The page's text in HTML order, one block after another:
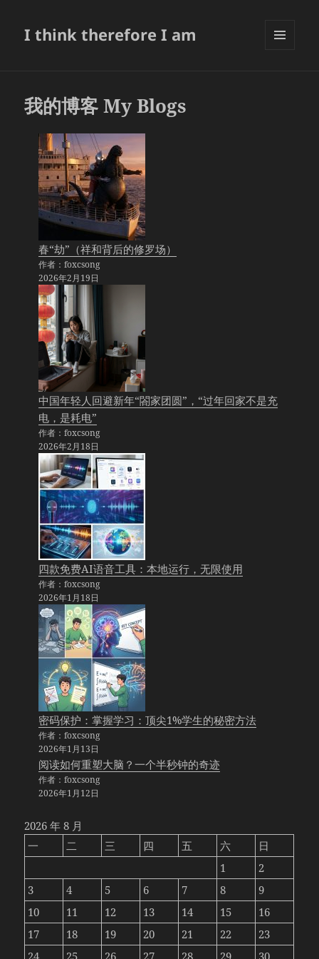
I think therefore I am
我的博客 My Blogs
春“劫”（祥和背后的修罗场）
作者：foxcsong
2026年2月19日
中国年轻人回避新年“閤家团圆”，“过年回家不是充
电，是耗电”
作者：foxcsong
2026年2月18日
四款免费AI语音工具：本地运行，无限使用
作者：foxcsong
2026年1月18日
密码保护：掌握学习：顶尖1%学生的秘密方法
作者：foxcsong
2026年1月13日
阅读如何重塑大脑？一个半秒钟的奇迹
作者：foxcsong
2026年1月12日
2026 年 8 月
一
二 三 四 五 六
日
1
2
3
4 5 6 7 8
9
10
11 12 13 14 15
16
17
18 19 20 21 22
23